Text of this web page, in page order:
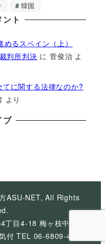
韓国
ト
るスペイン（上）
判所判決 に菅俊治 よ
に関する法律なのか?
より
ブ
ASU-NET, All Rights
目4-18 梅ヶ枝中央ビ
付 TEL 06-6809-4926